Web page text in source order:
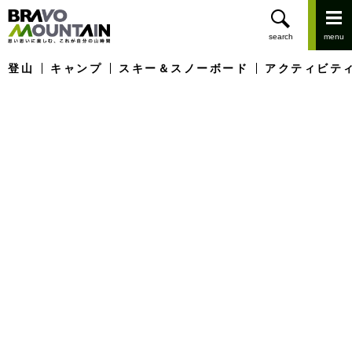
登山 キャンプ スキー＆スノーボード アクティビテ